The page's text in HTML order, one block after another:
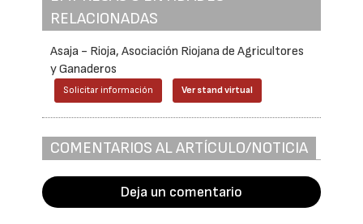
RELACIONADAS
Asaja - Rioja, Asociación Riojana de Agricultores
y Ganaderos
Solicitar información Ver stand virtual
COMENTARIOS AL ARTÍCULO/NOTICIA
Deja un comentario